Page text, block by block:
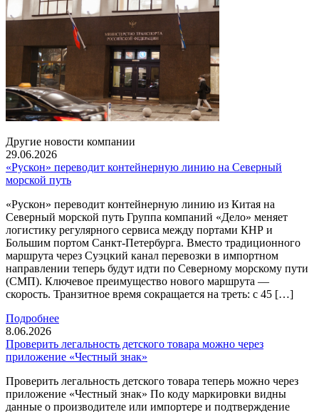
Другие новости компании
29.06.2026
«Рускон» переводит контейнерную линию на Северный
морской путь
«Рускон» переводит контейнерную линию из Китая на
Северный морской путь Группа компаний «Дело» меняет
логистику регулярного сервиса между портами КНР и
Большим портом Санкт-Петербурга. Вместо традиционного
маршрута через Суэцкий канал перевозки в импортном
направлении теперь будут идти по Северному морскому пути
(СМП). Ключевое преимущество нового маршрута —
скорость. Транзитное время сокращается на треть: с 45 […]
Подробнее
8.06.2026
Проверить легальность детского товара можно через
приложение «Честный знак»
Проверить легальность детского товара теперь можно через
приложение «Честный знак» По коду маркировки видны
данные о производителе или импортере и подтверждение